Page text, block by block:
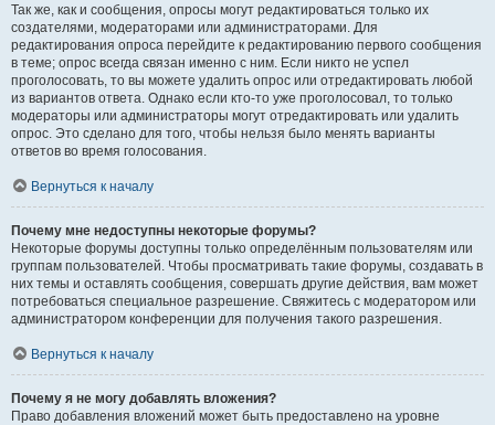
Так же, как и сообщения, опросы могут редактироваться только их
создателями, модераторами или администраторами. Для
редактирования опроса перейдите к редактированию первого сообщения
в теме; опрос всегда связан именно с ним. Если никто не успел
проголосовать, то вы можете удалить опрос или отредактировать любой
из вариантов ответа. Однако если кто-то уже проголосовал, то только
модераторы или администраторы могут отредактировать или удалить
опрос. Это сделано для того, чтобы нельзя было менять варианты
ответов во время голосования.
Вернуться к началу
Почему мне недоступны некоторые форумы?
Некоторые форумы доступны только определённым пользователям или
группам пользователей. Чтобы просматривать такие форумы, создавать в
них темы и оставлять сообщения, совершать другие действия, вам может
потребоваться специальное разрешение. Свяжитесь с модератором или
администратором конференции для получения такого разрешения.
Вернуться к началу
Почему я не могу добавлять вложения?
Право добавления вложений может быть предоставлено на уровне